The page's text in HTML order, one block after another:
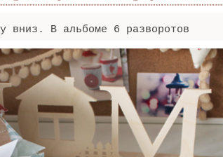
вниз. В альбоме 6 разворотов